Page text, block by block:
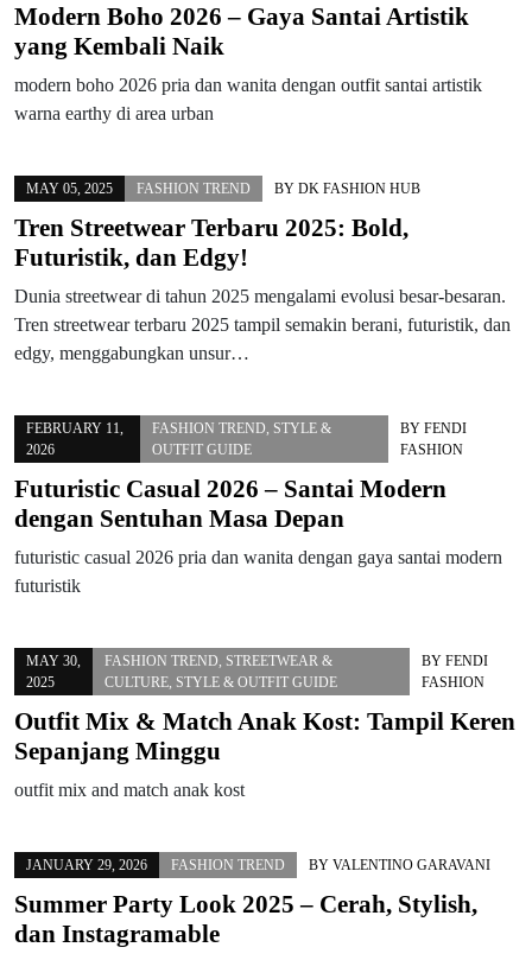
Modern Boho 2026 – Gaya Santai Artistik
yang Kembali Naik
modern boho 2026 pria dan wanita dengan outfit santai artistik
warna earthy di area urban
MAY 05, 2025 FASHION TREND BY DK FASHION HUB
Tren Streetwear Terbaru 2025: Bold,
Futuristik, dan Edgy!
Dunia streetwear di tahun 2025 mengalami evolusi besar-besaran.
Tren streetwear terbaru 2025 tampil semakin berani, futuristik, dan
edgy, menggabungkan unsur…
FEBRUARY 11,
2026
FASHION TREND STYLE &
OUTFIT GUIDE
BYFENDI
FASHION
Futuristic Casual 2026 – Santai Modern
dengan Sentuhan Masa Depan
futuristic casual 2026 pria dan wanita dengan gaya santai modern
futuristik
MAY 30,
2025
FASHION TREND STREETWEAR &
CULTURE STYLE & OUTFIT GUIDE
BYFENDI
FASHION
Outfit Mix & Match Anak Kost: Tampil Keren
Sepanjang Minggu
outfit mix and match anak kost
JANUARY 29, 2026 FASHION TREND BY VALENTINO GARAVANI
Summer Party Look 2025 – Cerah, Stylish,
dan Instagramable